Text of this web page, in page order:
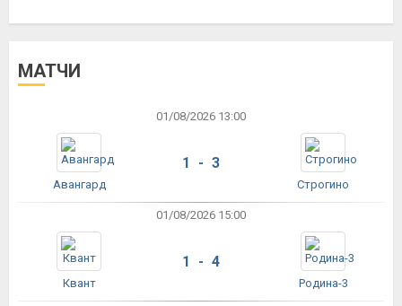
МАТЧИ
01/08/2026 13:00
Авангард
1 - 3
Строгино
01/08/2026 15:00
Квант
1 - 4
Родина-3